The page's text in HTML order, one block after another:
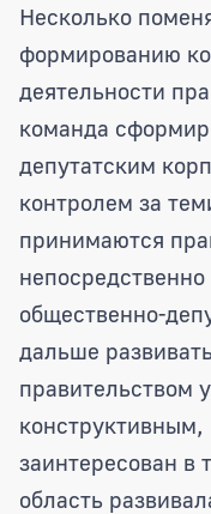
Несколько
формированию
деятельности
команда
депутатским
контролем за
принимаются
общественно-
дальше
правительством
заинтересован в
область